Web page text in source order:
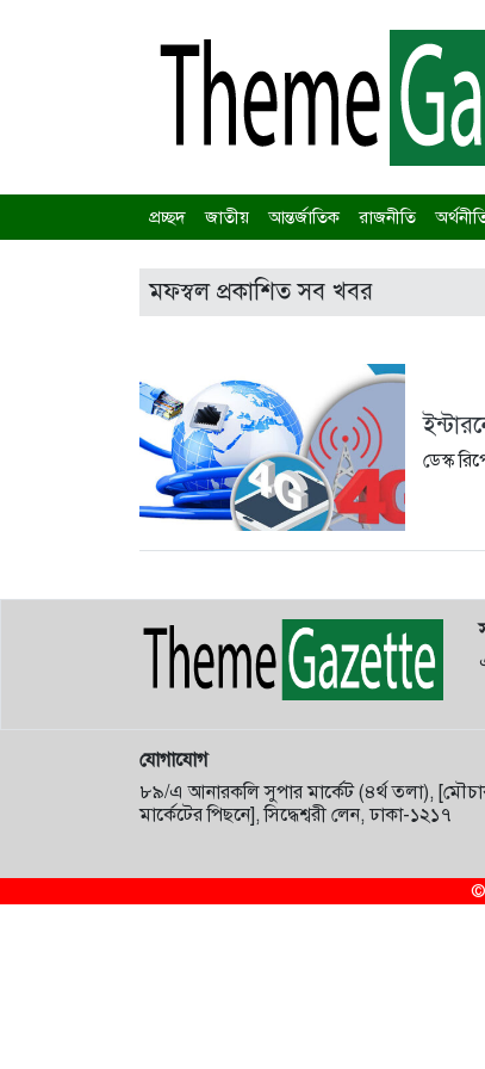
প্রচ্ছদ জাতীয় আন্তর্জাতিক রাজনীতি
মফস্বল প্রকাশিত সব খবর
ডেস্ক
যোগাযোগ
৮৯/এ আনারকলি সুপার মার্কেট (৪র্থ তলা),
মার্কেটের পিছনে], সিদ্ধেশ্বরী লেন, ঢাকা-১২১৭